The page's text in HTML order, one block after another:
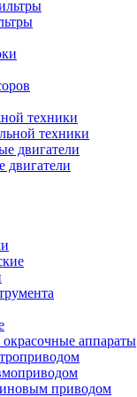
техники
техники
двигатели
двигатели
аппараты
приводом